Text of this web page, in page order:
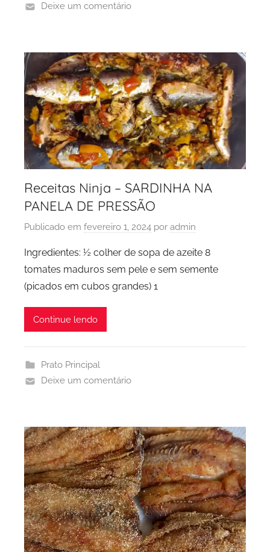
Deixe um comentário
Receitas Ninja – SARDINHA NA
PANELA DE PRESSÃO
Publicado em fevereiro 1, 2024 por admin
Ingredientes: ½ colher de sopa de azeite 8
tomates maduros sem pele e sem semente
(picados em cubos grandes) 1
Continue lendo
Prato Principal
Deixe um comentário